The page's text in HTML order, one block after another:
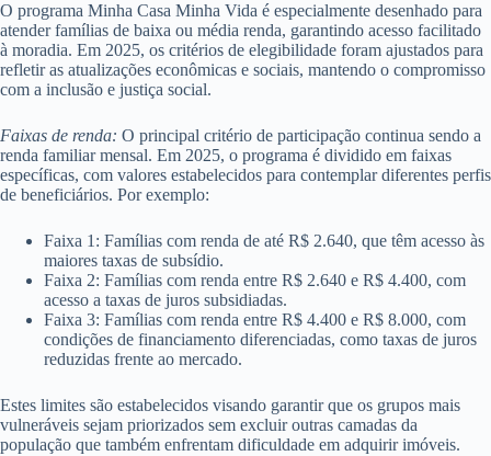
O programa Minha Casa Minha Vida é especialmente desenhado para
atender famílias de baixa ou média renda, garantindo acesso facilitado
à moradia. Em 2025, os critérios de elegibilidade foram ajustados para
refletir as atualizações econômicas e sociais, mantendo o compromisso
com a inclusão e justiça social.
Faixas de renda: O principal critério de participação continua sendo a
renda familiar mensal. Em 2025, o programa é dividido em faixas
específicas, com valores estabelecidos para contemplar diferentes perfis
de beneficiários. Por exemplo:
Faixa 1: Famílias com renda de até R$ 2.640, que têm acesso às
maiores taxas de subsídio.
Faixa 2: Famílias com renda entre R$ 2.640 e R$ 4.400, com
acesso a taxas de juros subsidiadas.
Faixa 3: Famílias com renda entre R$ 4.400 e R$ 8.000, com
condições de financiamento diferenciadas, como taxas de juros
reduzidas frente ao mercado.
Estes limites são estabelecidos visando garantir que os grupos mais
vulneráveis sejam priorizados sem excluir outras camadas da
população que também enfrentam dificuldade em adquirir imóveis.